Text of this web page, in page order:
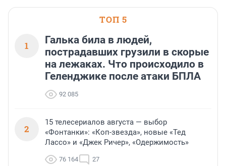
ТОП 5
1
Галька била в людей,
пострадавших грузили в скорые
на лежаках. Что происходило в
Геленджике после атаки БПЛА
92 085
2
15 телесериалов августа — выбор
«Фонтанки»: «Коп-звезда», новые «Тед
Лассо» и «Джек Ричер», «Одержимость»
76 164 27